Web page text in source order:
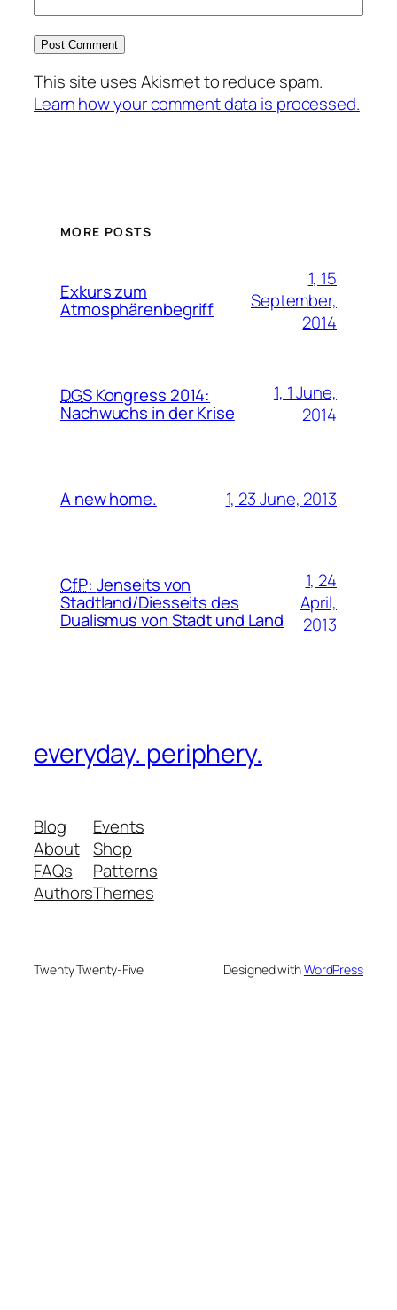
This site uses Akismet to reduce spam.
Learn how your comment data is processed.
MORE POSTS
Exkurs zum
Atmosphärenbegriff
1, 15
September,
2014
DGSKongress 2014:
Nachwuchs in der Krise
1, 1 June,
2014
A new home. 1, 23 June, 2013
CfP: Jenseits von
Stadtland/Diesseits des
Dualismus von Stadt und Land
1, 24
April,
2013
everyday. periphery.
Blog
About
FAQs
Authors
Events
Shop
Patterns
Themes
Twenty Twenty-Five Designed withWordPress